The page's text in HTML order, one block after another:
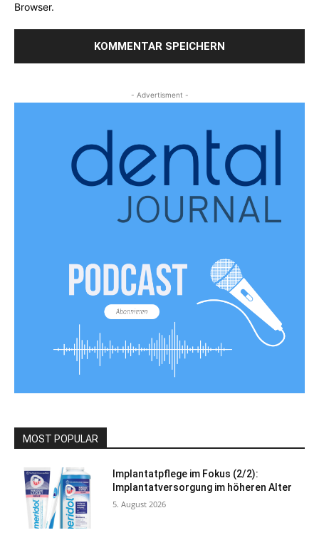
Browser.
- Advertisment -
MOST POPULAR
Implantatpflege im Fokus (2/2):
Implantatversorgung im höheren Alter
5. August 2026